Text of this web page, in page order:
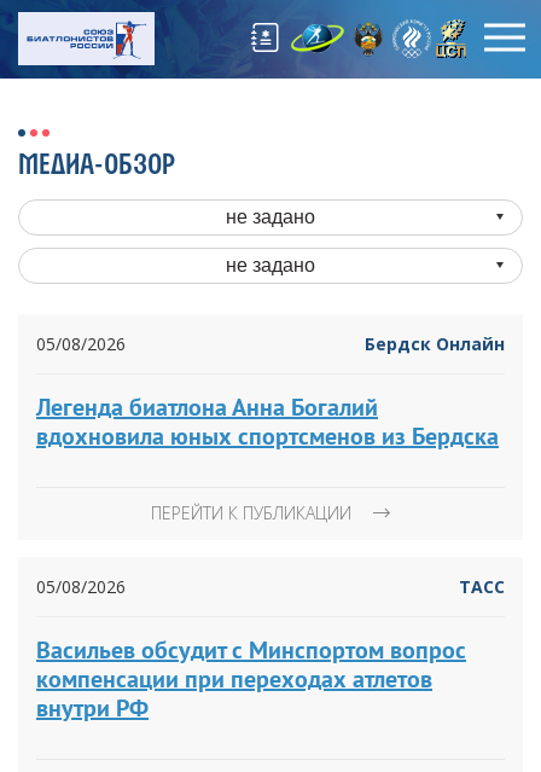
МЕДИА-ОБЗОР
не задано
не задано
05/08/2026 Бердск Онлайн
Легенда биатлона Анна Богалий
вдохновила юных спортсменов из Бердска
ПЕРЕЙТИ К ПУБЛИКАЦИИ
05/08/2026 ТАСС
Васильев обсудит с Минспортом вопрос
компенсации при переходах атлетов
внутри РФ